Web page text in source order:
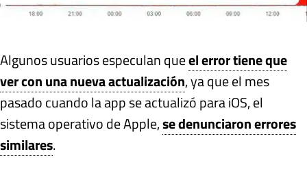
Algunos usuarios especulan queel error tiene que
ver con una nueva actualización, ya que el mes
pasado cuando la app se actualizó para iOS, el
sistema operativo de Apple,se denunciaron errores
similares.